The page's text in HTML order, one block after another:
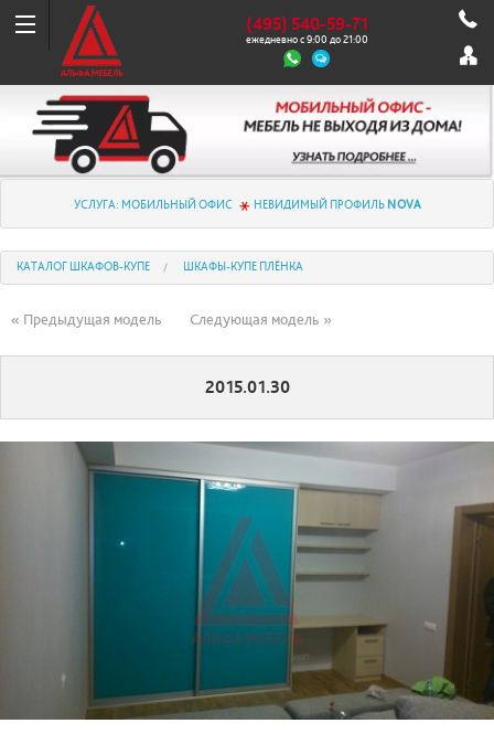
(495) 540-59-71
ежедневно с 9:00 до 21:00
УСЛУГА: МОБИЛЬНЫЙ ОФИС НЕВИДИМЫЙ ПРОФИЛЬ NOVA
КАТАЛОГ ШКАФОВ-КУПЕ ШКАФЫ-КУПЕ ПЛЁНКА
« Предыдущая модель Следующая модель »
2015.01.30